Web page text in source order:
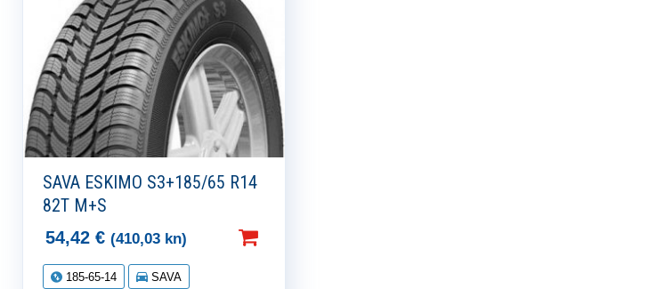
SAVA ESKIMO S3+185/65 R14
82T M+S
54,42 € (410,03 kn)
185-65-14 SAVA